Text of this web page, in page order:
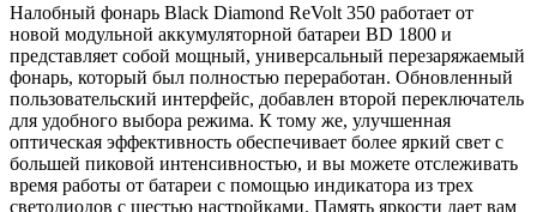
Налобный фонарь Black Diamond ReVolt 350 работает от
новой модульной аккумуляторной батареи BD 1800 и
представляет собой мощный, универсальный перезаряжаемый
фонарь, который был полностью переработан. Обновленный
пользовательский интерфейс, добавлен второй переключатель
для удобного выбора режима. К тому же, улучшенная
оптическая эффективность обеспечивает более яркий свет с
большей пиковой интенсивностью, и вы можете отслеживать
время работы от батареи с помощью индикатора из трех
светодиодов с шестью настройками. Память яркости дает вам